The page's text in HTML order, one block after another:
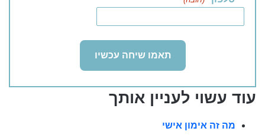
עוד עשוי לעניין אותך
מה זה אימון אישי